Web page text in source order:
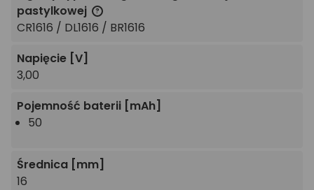
pastylkowej
CR1616 / DL1616 / BR1616
Napięcie [V]
3,00
Pojemność baterii [mAh]
50
Średnica [mm]
16